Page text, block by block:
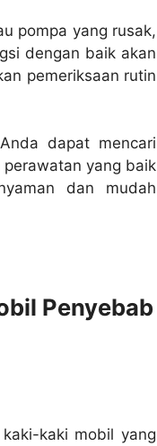
pompa yang rusak,
dengan baik akan
pemeriksaan rutin
dapat mencari
yang baik
dan mudah
Penyebab
kaki mobil yang